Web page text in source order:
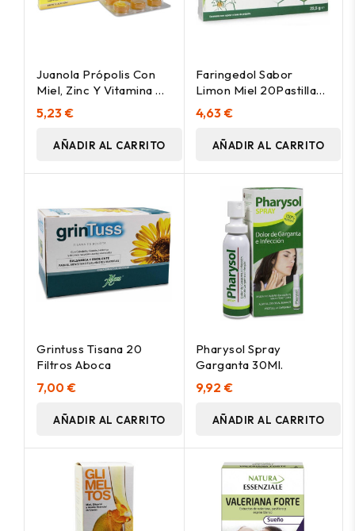
Juanola Própolis Con
Miel, Zinc Y Vitamina C
Sabor Limón Y Miel
5,23 €
AÑADIR AL CARRITO
Faringedol Sabor
Limon Miel 20Pastillas
De Goma
4,63 €
AÑADIR AL CARRITO
Grintuss Tisana 20
Filtros Aboca
7,00 €
AÑADIR AL CARRITO
Pharysol Spray
Garganta 30Ml.
9,92 €
AÑADIR AL CARRITO